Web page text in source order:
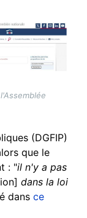
(DGFIP)
que le
: "il n'y a pas
dans la loi
dans ce